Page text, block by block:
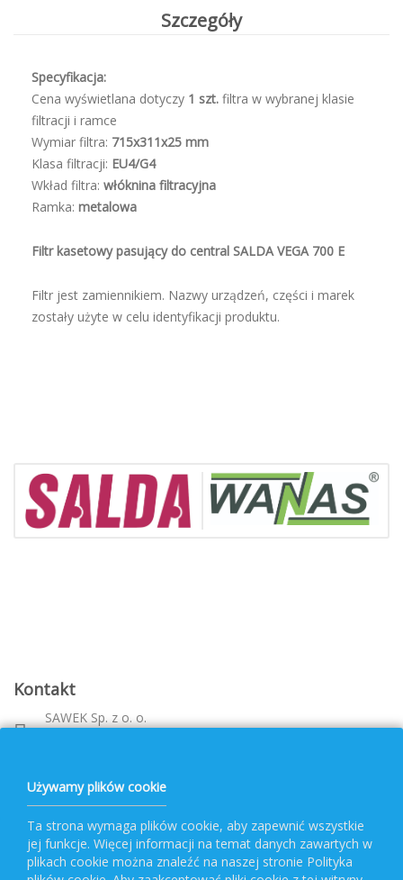
Szczegóły
Specyfikacja:
Cena wyświetlana dotyczy 1 szt. filtra w wybranej klasie
filtracji i ramce
Wymiar filtra: 715x311x25 mm
Klasa filtracji: EU4/G4
Wkład filtra: włóknina filtracyjna
Ramka: metalowa
Filtr kasetowy pasujący do central SALDA VEGA 700 E
Filtr jest zamiennikiem. Nazwy urządzeń, części i marek
zostały użyte w celu identyfikacji produktu.
Kontakt
SAWEK Sp. z o. o.
Metalowca 26, 39-460 Nowa Dęba
+ 48 796 477 417
Obsługa PVF
Używamy plików cookie
Ta strona wymaga plików cookie, aby zapewnić wszystkie
jej funkcje. Więcej informacji na temat danych zawartych w
plikach cookie można znaleźć na naszej stronie Polityka